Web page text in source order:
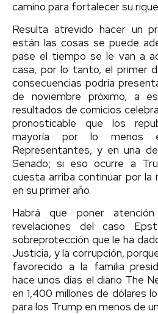
camino para fortalecer su
Resulta atrevido hacer un
están las cosas se puede
pase el tiempo se le van a
casa, por lo tanto, el primer
consecuencias podría
de noviembre próximo, a
resultados de comicios
pronosticable que los
mayoría por lo menos
Representantes, y en una
Senado; si eso ocurre a
cuesta arriba continuar por la
en su primer año.
Habrá que poner
revelaciones del caso
sobreprotección que le ha
Justicia, y la corrupción,
favorecido a la familia
hace unos días el diario The
en 1,400 millones de dólares
para los Trump en menos de